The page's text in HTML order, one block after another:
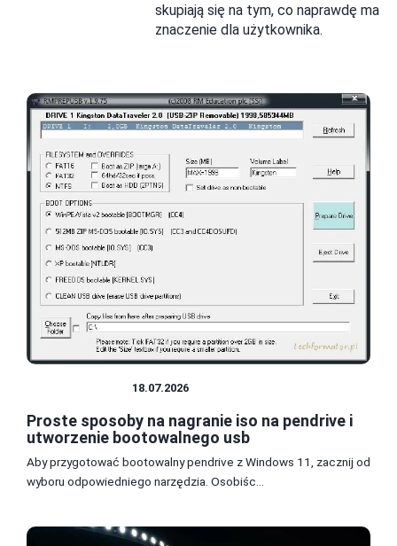
skupiają się na tym, co naprawdę ma
znaczenie dla użytkownika.
18.07.2026
Proste sposoby na nagranie iso na pendrive i
utworzenie bootowalnego usb
Aby przygotować bootowalny pendrive z Windows 11, zacznij od
wyboru odpowiedniego narzędzia. Osobiśc...